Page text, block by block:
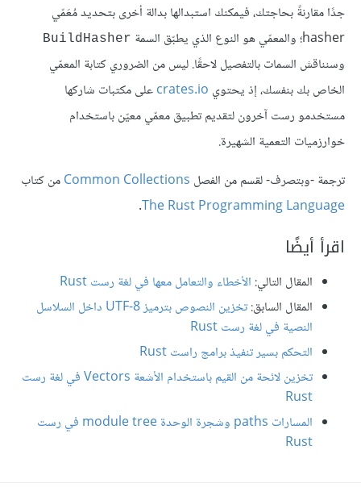
جدًا مقارنةً بحاجتك، فيمكنك استبدالها بدالة أخرى بتحديد مُعَمّي
hasher؛ والمعمّي هو النوع الذي يطبّق السمة
BuildHasher
وسنناقش السمات بالتفصيل لاحقًا. ليس من الضروري كتابة المعمّي
الخاص بك بنفسك، إذ يحتوي crates.ioعلى مكتبات شاركها
مستخدمو رست آخرون لتقديم تطبيق معمّي معيّن باستخدام
خوارزميات التعمية الشهيرة.
ترجمة -وبتصرف- لقسم من الفصل Common Collectionsمن كتاب
The Rust Programming Language
.
اقرأ أيضًا
المقال التالي: الأخطاء والتعامل معها في لغة رست Rust
المقال السابق:
تخزين النصوص بترميز UTF-8 داخل السلاسل
النصية في لغة رست Rust
التحكم بسير تنفيذ برامج راست Rust
تخزين لائحة من القيم باستخدام الأشعة Vectors في لغة رست
Rust
المسارات paths وشجرة الوحدة module tree في رست
Rust